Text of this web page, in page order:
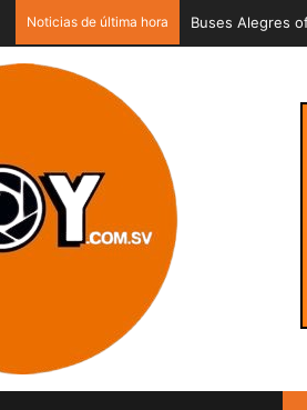
Noticias de última hora Capturan a dos